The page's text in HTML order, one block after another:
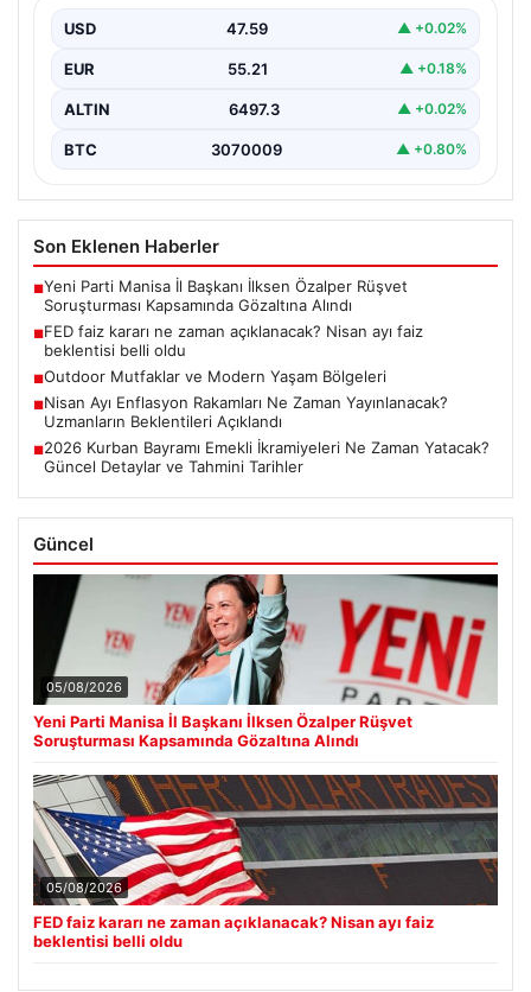
USD 47.59 ▲ +0.02%
EUR 55.21 ▲ +0.18%
ALTIN 6497.3 ▲ +0.02%
BTC 3070009 ▲ +0.80%
Son Eklenen Haberler
■Yeni Parti Manisa İl Başkanı İlksen Özalper Rüşvet
Soruşturması Kapsamında Gözaltına Alındı
■FED faiz kararı ne zaman açıklanacak? Nisan ayı faiz
beklentisi belli oldu
■Outdoor Mutfaklar ve Modern Yaşam Bölgeleri
■Nisan Ayı Enflasyon Rakamları Ne Zaman Yayınlanacak?
Uzmanların Beklentileri Açıklandı
■2026 Kurban Bayramı Emekli İkramiyeleri Ne Zaman Yatacak?
Güncel Detaylar ve Tahmini Tarihler
Güncel
05/08/2026
Yeni Parti Manisa İl Başkanı İlksen Özalper Rüşvet
Soruşturması Kapsamında Gözaltına Alındı
05/08/2026
FED faiz kararı ne zaman açıklanacak? Nisan ayı faiz
beklentisi belli oldu